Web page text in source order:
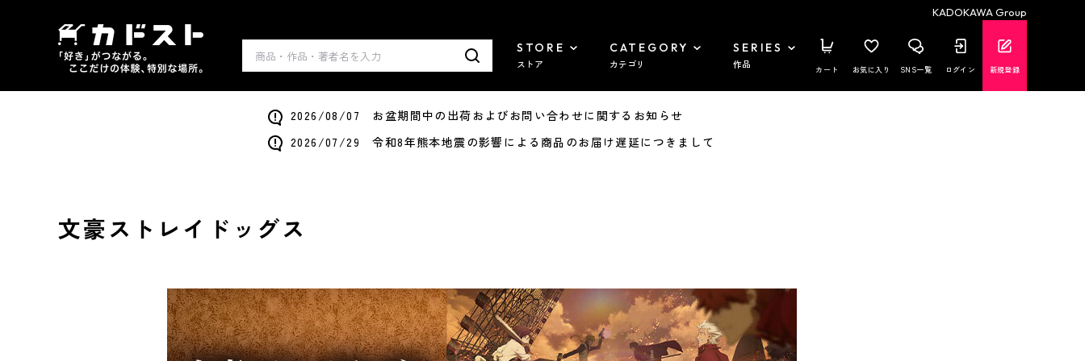
KADOKAWA Group
STORE
ストア
CATEGORY
カテゴリ
SERIES
作品 カート お気に入り SNS一覧 ログイン 新規登録
2026/08/07 お盆期間中の出荷およびお問い合わせに関するお知らせ
2026/07/29 令和8年熊本地震の影響による商品のお届け遅延につきまして
文豪ストレイドッグス